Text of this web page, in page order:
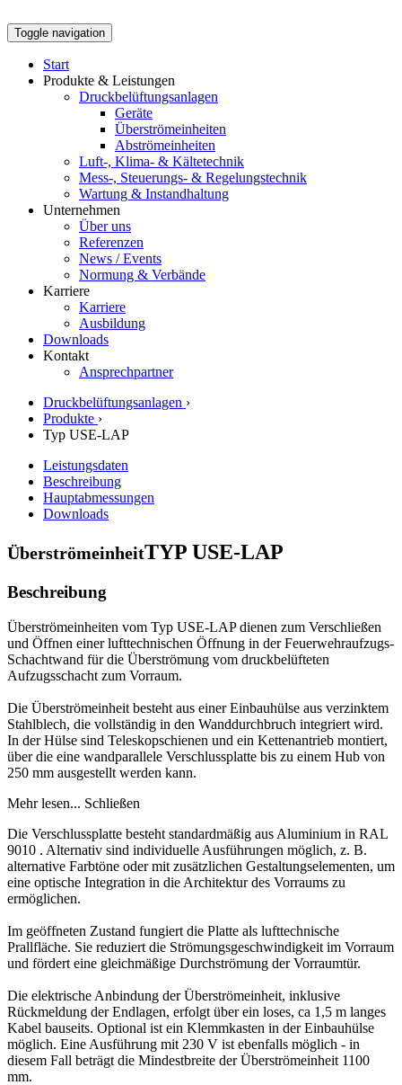
Toggle navigation
Start
Produkte & Leistungen
Druckbelüftungsanlagen
Geräte
Überströmeinheiten
Abströmeinheiten
Luft-, Klima- & Kältetechnik
Mess-, Steuerungs- & Regelungstechnik
Wartung & Instandhaltung
Unternehmen
Über uns
Referenzen
News / Events
Normung & Verbände
Karriere
Karriere
Ausbildung
Downloads
Kontakt
Ansprechpartner
Druckbelüftungsanlagen ›
Produkte ›
Typ USE-LAP
Leistungsdaten
Beschreibung
Hauptabmessungen
Downloads
ÜberströmeinheitTYP USE-LAP
Beschreibung
Überströmeinheiten vom Typ USE-LAP dienen zum Verschließen
und Öffnen einer lufttechnischen Öffnung in der Feuerwehraufzugs-
Schachtwand für die Überströmung vom druckbelüfteten
Aufzugsschacht zum Vorraum.
Die Überströmeinheit besteht aus einer Einbauhülse aus verzinktem
Stahlblech, die vollständig in den Wanddurchbruch integriert wird.
In der Hülse sind Teleskopschienen und ein Kettenantrieb montiert,
über die eine wandparallele Verschlussplatte bis zu einem Hub von
250 mm ausgestellt werden kann.
Mehr lesen... Schließen
Die Verschlussplatte besteht standardmäßig aus Aluminium in RAL
9010 . Alternativ sind individuelle Ausführungen möglich, z. B.
alternative Farbtöne oder mit zusätzlichen Gestaltungselementen, um
eine optische Integration in die Architektur des Vorraums zu
ermöglichen.
Im geöffneten Zustand fungiert die Platte als lufttechnische
Prallfläche. Sie reduziert die Strömungsgeschwindigkeit im Vorraum
und fördert eine gleichmäßige Durchströmung der Vorraumtür.
Die elektrische Anbindung der Überströmeinheit, inklusive
Rückmeldung der Endlagen, erfolgt über ein loses, ca 1,5 m langes
Kabel bauseits. Optional ist ein Klemmkasten in der Einbauhülse
möglich. Eine Ausführung mit 230 V ist ebenfalls möglich - in
diesem Fall beträgt die Mindestbreite der Überströmeinheit 1100
mm.